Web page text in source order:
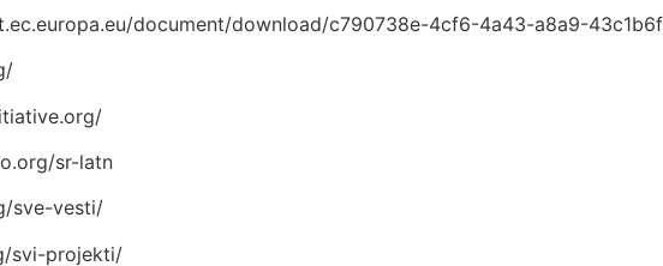
document/download/c790738e-4cf6-4a43-a8a9-
sr-latn
sve-vesti/
svi-projekti/